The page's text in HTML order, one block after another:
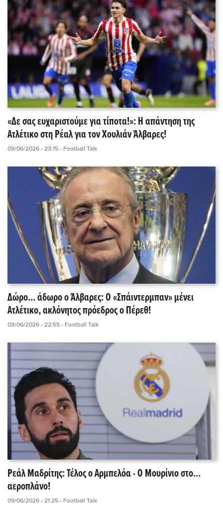
«Δε σας ευχαριστούμε για τίποτα!»: Η απάντηση της
Ατλέτικο στη Ρέαλ για τον Χουλιάν Άλβαρες!
09/06/2026 - 23:15 - Football Talk
Δώρο... άδωρο ο Άλβαρες: Ο «Σπάιντερμπαν» μένει
Ατλέτικο, ακλόνητος πρόεδρος ο Πέρεθ!
09/06/2026 - 22:55 - Football Talk
Ρεάλ Μαδρίτης: Τέλος ο Αρμπελόα - Ο Μουρίνιο στο...
αεροπλάνο!
09/06/2026 - 21:25 - Football Talk